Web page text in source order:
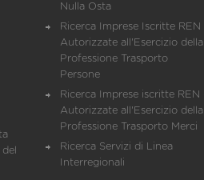
Nulla Osta
Ricerca Imprese Iscritte REN
Autorizzate all'Esercizio della
Professione Trasporto
Persone
Ricerca Imprese iscritte REN
Autorizzate all'Esercizio della
Professione Trasporto Merci
Ricerca Servizi di Linea
Interregionali